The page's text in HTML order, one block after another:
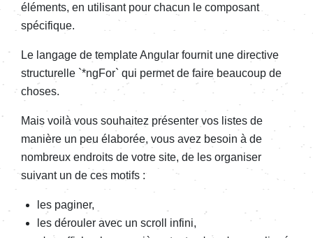
éléments, en utilisant pour chacun le composant
spécifique.
Le langage de template Angular fournit une directive
structurelle `*ngFor` qui permet de faire beaucoup de
choses.
Mais voilà vous souhaitez présenter vos listes de
manière un peu élaborée, vous avez besoin à de
nombreux endroits de votre site, de les organiser
suivant un de ces motifs :
les paginer,
les dérouler avec un scroll infini,